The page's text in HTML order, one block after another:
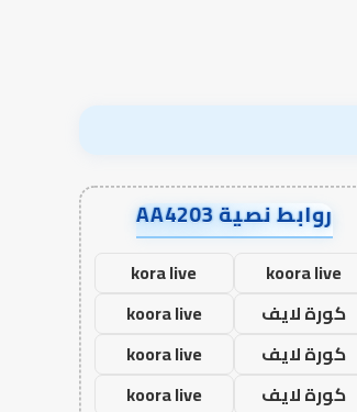
روابط نصية AA4203
koora live
kora live
كورة لايف
koora live
كورة لايف
koora live
كورة لايف
koora live